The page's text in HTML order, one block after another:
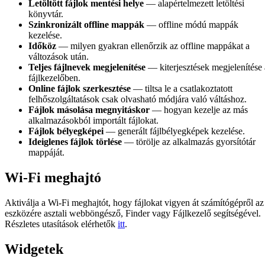
Letöltött fájlok mentési helye — alapértelmezett letöltési
könyvtár.
Szinkronizált offline mappák — offline módú mappák
kezelése.
Időköz — milyen gyakran ellenőrzik az offline mappákat a
változások után.
Teljes fájlnevek megjelenítése — kiterjesztések megjelenítése
fájlkezelőben.
Online fájlok szerkesztése — tiltsa le a csatlakoztatott
felhőszolgáltatások csak olvasható módjára való váltáshoz.
Fájlok másolása megnyitáskor — hogyan kezelje az más
alkalmazásokból importált fájlokat.
Fájlok bélyegképei — generált fájlbélyegképek kezelése.
Ideiglenes fájlok törlése — törölje az alkalmazás gyorsítótár
mappáját.
Wi-Fi meghajtó
Aktiválja a Wi-Fi meghajtót, hogy fájlokat vigyen át számítógépről az
eszközére asztali webböngésző, Finder vagy Fájlkezelő segítségével.
Részletes utasítások elérhetők itt.
Widgetek